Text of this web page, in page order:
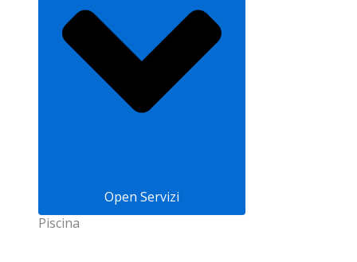
Open Servizi
Piscina